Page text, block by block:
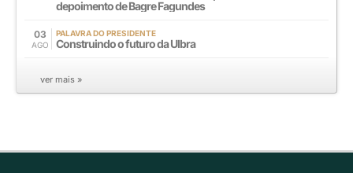
depoimento de Bagre Fagundes
03
AGO
PALAVRA DO PRESIDENTE
Construindo o futuro da Ulbra
ver mais »